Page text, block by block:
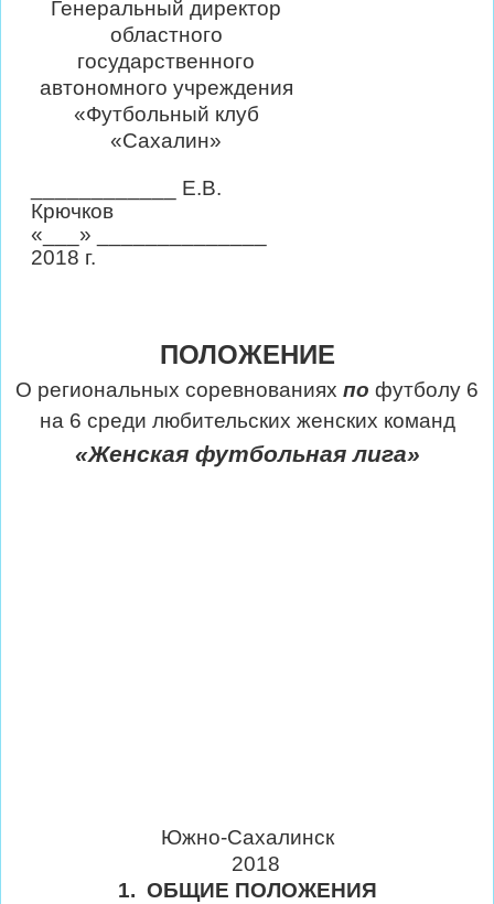
Генеральный директор
областного
государственного
автономного учреждения
«Футбольный клуб
«Сахалин»
____________ Е.В.
Крючков
«___» ______________
2018 г.
ПОЛОЖЕНИЕ
О региональных соревнованиях по футболу 6
на 6 среди любительских женских команд
«Женская футбольная лига»
Южно-Сахалинск
2018
1. ОБЩИЕ ПОЛОЖЕНИЯ